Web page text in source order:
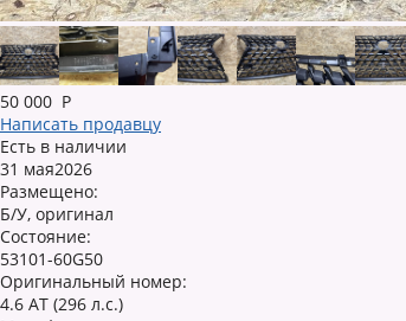
50 000 Р
Написать продавцу
Есть в наличии
31 мая2026
Размещено:
Б/У, оригинал
Состояние:
53101-60G50
Оригинальный номер:
4.6 AT (296 л.с.)